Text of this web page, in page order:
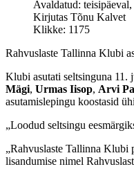
Avaldatud:
Kirjutas Tõnu Kalvet
Klikke: 1175
Rahvuslaste Tallinna Klubi
Klubi asutati seltsinguna
Mägi, Urmas Iisop, Arvi
asutamislepingu koostasid
„Loodud seltsingu
„Rahvuslaste Tallinna Klubi
lisandumise nimel